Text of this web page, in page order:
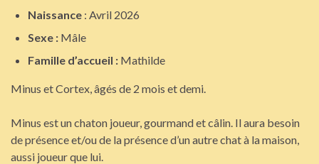
Naissance : Avril 2026
Sexe : Mâle
Famille d’accueil : Mathilde
Minus et Cortex, âgés de 2 mois et demi.
Minus est un chaton joueur, gourmand et câlin. Il aura besoin
de présence et/ou de la présence d’un autre chat à la maison,
aussi joueur que lui.